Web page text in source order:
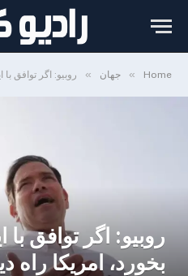
Home
» جهان » روبیو: اگر توافق با
روبیو: اگر توافق
بخورد، امریکا